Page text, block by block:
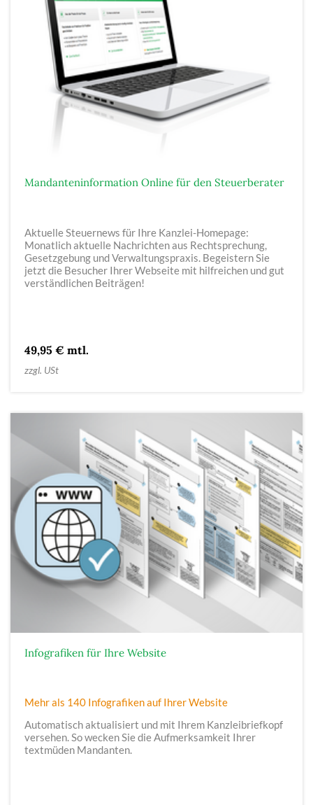
Mandanteninformation Online für den Steuerberater
Aktuelle Steuernews für Ihre Kanzlei-Homepage:
Monatlich aktuelle Nachrichten aus Rechtsprechung,
Gesetzgebung und Verwaltungspraxis. Begeistern Sie
jetzt die Besucher Ihrer Webseite mit hilfreichen und gut
verständlichen Beiträgen!
49,95 € mtl.
zzgl. USt
Infografiken für Ihre Website
Mehr als 140 Infografiken auf Ihrer Website
Automatisch aktualisiert und mit Ihrem Kanzleibriefkopf
versehen. So wecken Sie die Aufmerksamkeit Ihrer
textmüden Mandanten.